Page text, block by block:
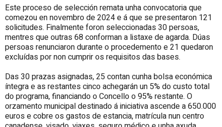
Este proceso de selección remata unha convocatoria que
comezou en novembro de 2024 e á que se presentaron 121
solicitudes. Finalmente foron seleccionadas 30 persoas,
mentres que outras 68 conforman a listaxe de agarda. Dúas
persoas renunciaron durante o procedemento e 21 quedaron
excluídas por non cumprir os requisitos das bases.
Das 30 prazas asignadas, 25 contan cunha bolsa económica
íntegra e as restantes cinco achegarán un 5% do custo total
do programa, financiando o Concello o 95% restante. O
orzamento municipal destinado á iniciativa ascende a 650.000
euros e cobre os gastos de estancia, matrícula nun centro